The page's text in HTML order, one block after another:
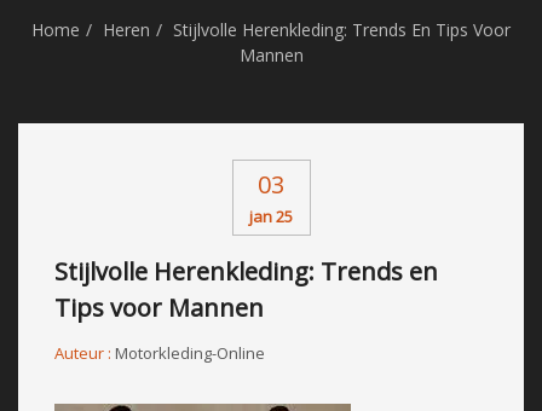
Home Heren
Stijlvolle Herenkleding: Trends En Tips Voor
Mannen
03
jan 25
Stijlvolle Herenkleding: Trends en
Tips voor Mannen
Auteur : Motorkleding-Online